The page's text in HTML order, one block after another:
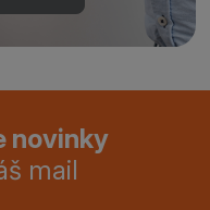
novinky
mail